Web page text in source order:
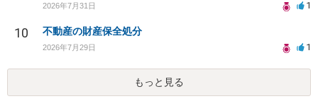
2026年7月31日 1
10 不動産の財産保全処分
2026年7月29日 1
もっと見る